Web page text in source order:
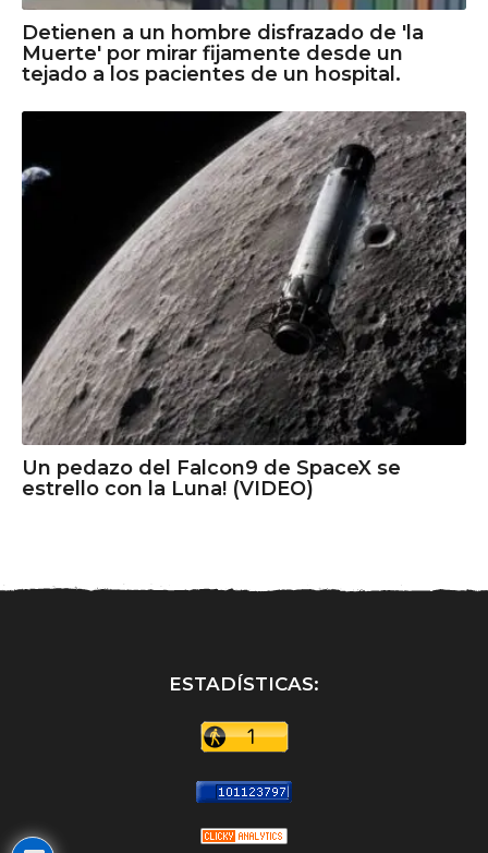
Detienen a un hombre disfrazado de 'la
Muerte' por mirar fijamente desde un
tejado a los pacientes de un hospital.
Un pedazo del Falcon9 de SpaceX se
estrello con la Luna! (VIDEO)
ESTADÍSTICAS: